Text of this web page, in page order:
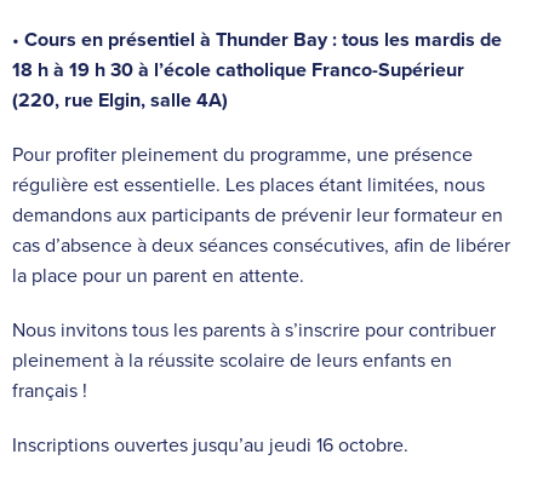
• Cours en présentiel à Thunder Bay : tous les mardis de
18 h à 19 h 30 à l’école catholique Franco-Supérieur
(220, rue Elgin, salle 4A)
Pour profiter pleinement du programme, une présence
régulière est essentielle. Les places étant limitées, nous
demandons aux participants de prévenir leur formateur en
cas d’absence à deux séances consécutives, afin de libérer
la place pour un parent en attente.
Nous invitons tous les parents à s’inscrire pour contribuer
pleinement à la réussite scolaire de leurs enfants en
français !
Inscriptions ouvertes jusqu’au jeudi 16 octobre.